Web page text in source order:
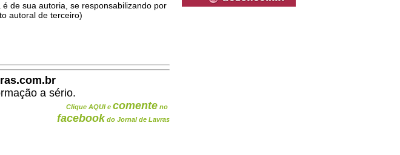
de sua autoria, se responsabilizando por
autoral de terceiro)
a sério.
Clique AQUI e comente no
facebook do Jornal de Lavras